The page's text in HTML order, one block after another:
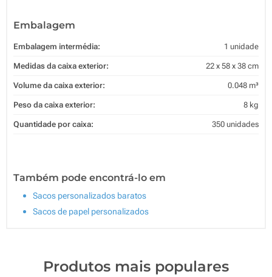
Embalagem
Embalagem intermédia: 1 unidade
Medidas da caixa exterior: 22 x 58 x 38 cm
Volume da caixa exterior: 0.048 m³
Peso da caixa exterior: 8 kg
Quantidade por caixa: 350 unidades
Também pode encontrá-lo em
Sacos personalizados baratos
Sacos de papel personalizados
Produtos mais populares